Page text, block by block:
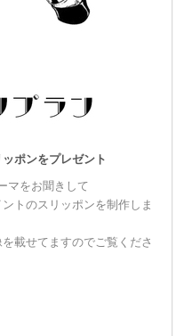
インのワンマンショーTシ
ます。
ポンをプレゼント
マをお聞きして
トのスリッポンを制作しま
載せてますのでご覧くださ